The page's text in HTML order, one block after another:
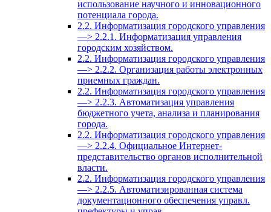
использование научного и инновационного
потенциала города.
2.2. Информатизация городского управления
—> 2.2.1. Информатизация управления
городским хозяйством.
2.2. Информатизация городского управления
—> 2.2.2. Организация работы электронных
приемных граждан.
2.2. Информатизация городского управления
—> 2.2.3. Автоматизация управления
бюджетного учета, анализа и планирования
города.
2.2. Информатизация городского управления
—> 2.2.4. Официальное Интернет-
представительство органов исполнительной
власти.
2.2. Информатизация городского управления
—> 2.2.5. Автоматизированная система
документационного обеспечения управл.